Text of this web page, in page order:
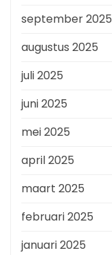
september 2025
augustus 2025
juli 2025
juni 2025
mei 2025
april 2025
maart 2025
februari 2025
januari 2025